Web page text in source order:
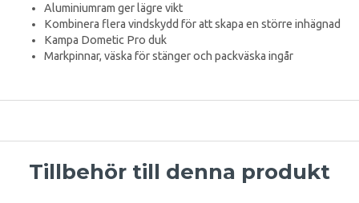
Aluminiumram ger lägre vikt
Kombinera flera vindskydd för att skapa en större inhägnad
Kampa Dometic Pro duk
Markpinnar, väska för stänger och packväska ingår
Tillbehör till denna produkt